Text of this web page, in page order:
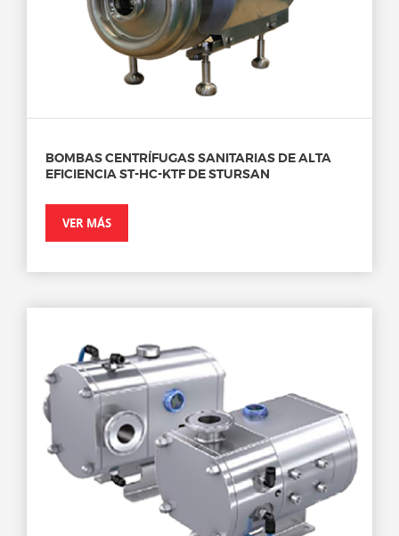
BOMBAS CENTRÍFUGAS SANITARIAS DE ALTA
EFICIENCIA ST-HC-KTF DE STURSAN
VER MÁS